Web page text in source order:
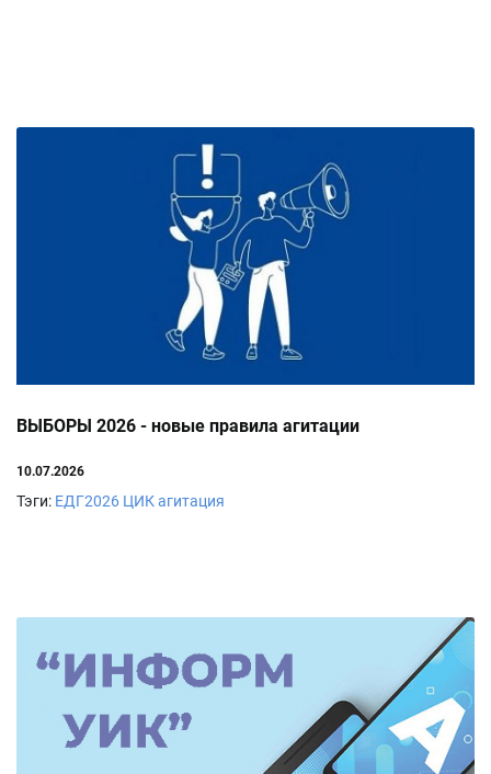
ВЫБОРЫ 2026 - новые правила агитации
10.07.2026
Тэги: ЕДГ2026 ЦИКагитация